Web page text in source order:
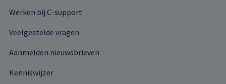
Werken bij C-support
Veelgestelde vragen
Aanmelden nieuwsbrieven
Kenniswijzer